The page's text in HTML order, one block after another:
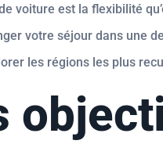
voiture est la flexibilité
votre séjour dans une
les régions les plus